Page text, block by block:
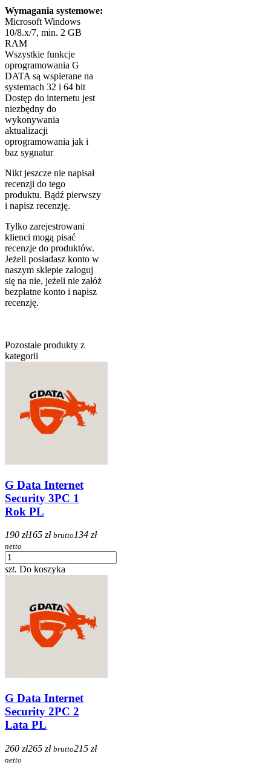
Wymagania systemowe:
Microsoft Windows
10/8.x/7, min. 2 GB
RAM
Wszystkie funkcje
oprogramowania G
DATA są wspierane na
systemach 32 i 64 bit
Dostęp do internetu jest
niezbędny do
wykonywania
aktualizacji
oprogramowania jak i
baz sygnatur
Nikt jeszcze nie napisał
recenzji do tego
produktu. Bądź pierwszy
i napisz recenzję.
Tylko zarejestrowani
klienci mogą pisać
recenzje do produktów.
Jeżeli posiadasz konto w
naszym sklepie zaloguj
się na nie, jeżeli nie załóż
bezpłatne konto i napisz
recenzję.
Pozostałe produkty z
kategorii
G Data Internet
Security 3PC 1
Rok PL
190 zł165 zł brutto 134 zł
netto
szt. Do koszyka
G Data Internet
Security 2PC 2
Lata PL
260 zł265 zł brutto215 zł
netto